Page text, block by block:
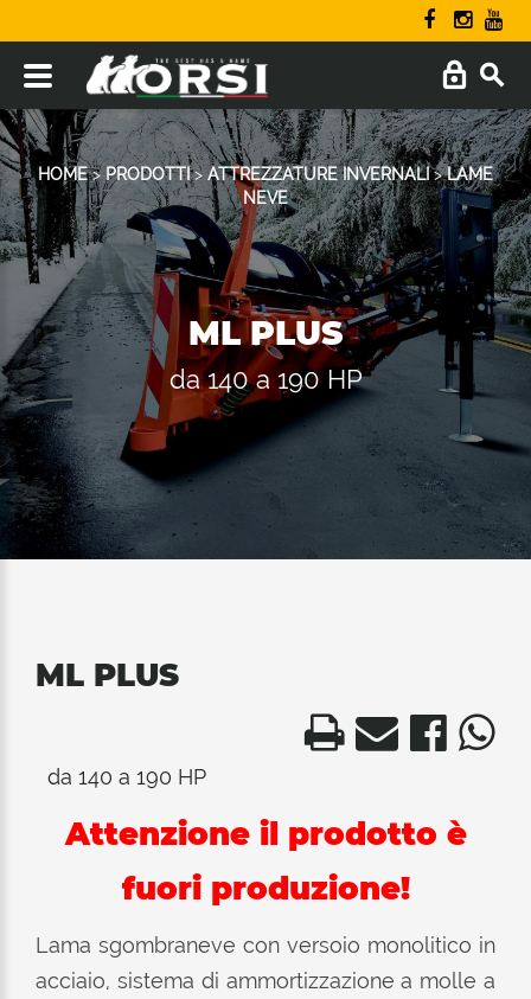
HOME> PRODOTTI> ATTREZZATURE INVERNALI>LAME
NEVE
ML PLUS
da 140 a 190 HP
ML PLUS
da 140 a 190 HP
Attenzione il prodotto è
fuori produzione!
Lama sgombraneve con versoio monolitico in
acciaio, sistema di ammortizzazione a molle a